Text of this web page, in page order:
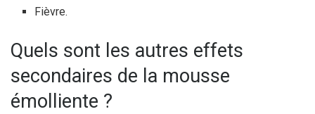
Fièvre.
Quels sont les autres effets
secondaires de la mousse
émolliente ?